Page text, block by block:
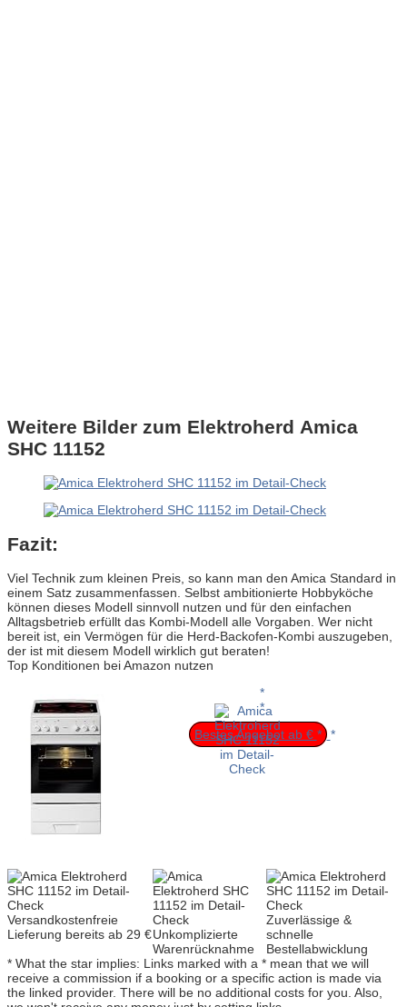
Weitere Bilder zum Elektroherd Amica
SHC 11152
Fazit:
Viel Technik zum kleinen Preis, so kann man den Amica Standard in
einem Satz zusammenfassen. Selbst ambitionierte Hobbyköche
können dieses Modell sinnvoll nutzen und für den einfachen
Alltagsbetrieb erfüllt das Kombi-Modell alle Vorgaben. Wer nicht
bereit ist, ein Vermögen für die Herd-Backofen-Kombi auszugeben,
der ist mit diesem Modell wirklich gut beraten!
Top Konditionen bei Amazon nutzen
Bestes Angebot ab €
Versandkostenfreie
Lieferung bereits ab 29 €Unkomplizierte
Warenrücknahme
Zuverlässige &
schnelle
Bestellabwicklung
* What the star implies: Links marked with a * mean that we will
receive a commission if a booking or a specific action is made via
the linked provider. There will be no additional costs for you. Also,